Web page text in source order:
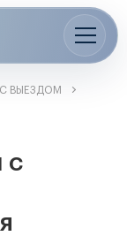
ВЫЕЗДОМ
с